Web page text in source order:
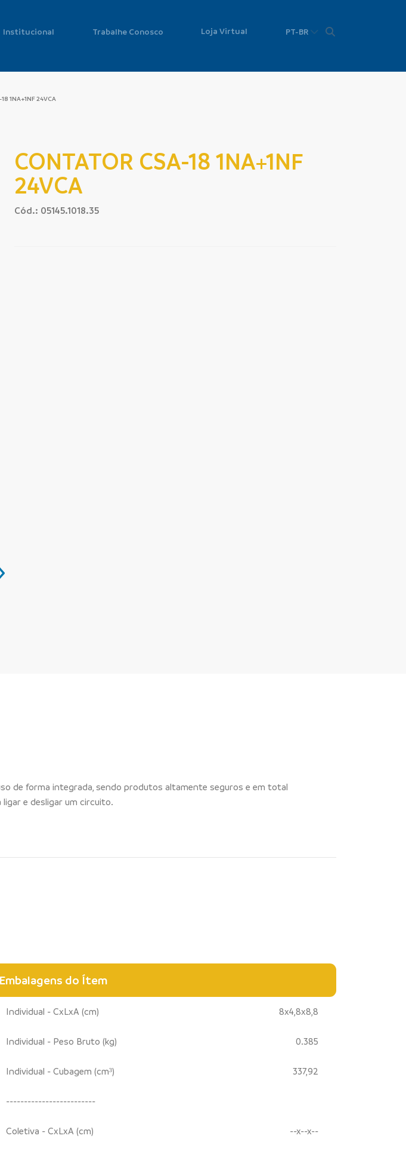
Institucional Trabalhe Conosco Loja Virtual PT-BR
1NA+1NF 24VCA
CONTATOR CSA-18 1NA+1NF
24VCA
Cód.: 05145.1018.35
de forma integrada, sendo produtos altamente seguros e em total
e desligar um circuito.
Embalagens do Ítem
Individual - CxLxA (cm) 8x4,8x8,8
Individual - Peso Bruto (kg) 0.385
Individual - Cubagem (cm³) 337,92
-------------------------
Coletiva - CxLxA (cm) --x--x--